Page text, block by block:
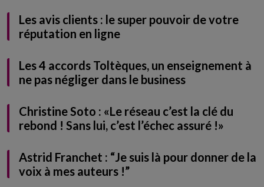
Les avis clients : le super pouvoir de votre
réputation en ligne
Les 4 accords Toltèques, un enseignement à
ne pas négliger dans le business
Christine Soto : «Le réseau c’est la clé du
rebond ! Sans lui, c’est l’échec assuré !»
Astrid Franchet : “Je suis là pour donner de la
voix à mes auteurs !”